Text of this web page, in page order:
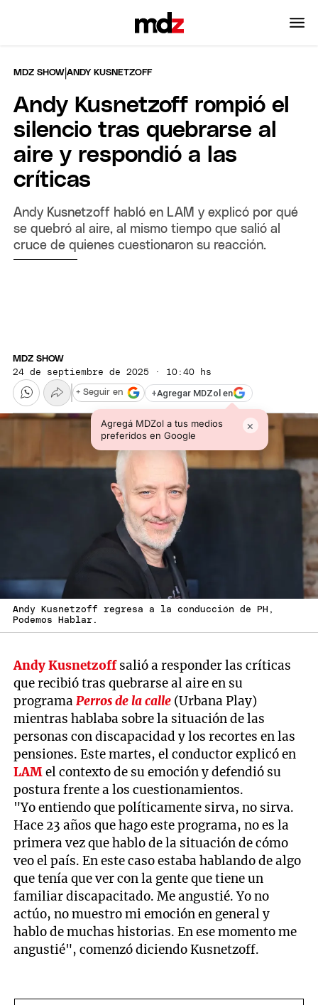
MDZ SHOW |ANDY KUSNETZOFF
Andy Kusnetzoff rompió el
silencio tras quebrarse al
aire y respondió a las
críticas
Andy Kusnetzoff habló en LAM y explicó por qué
se quebró al aire, al mismo tiempo que salió al
cruce de quienes cuestionaron su reacción.
MDZ SHOW
24 de septiembre de 2025 · 10:40 hs
+Agregar MDZol en
Agregá MDZol a tus medios
preferidos en Google
×
+ Seguir en
Andy Kusnetzoff regresa a la conducción de PH,
Podemos Hablar.
Andy Kusnetzoffsalió a responder las críticas
que recibió tras quebrarse al aire en su
programaPerros de la calle (Urbana Play)
mientras hablaba sobre la situación de las
personas con discapacidad y los recortes en las
pensiones. Este martes, el conductor explicó en
LAMel contexto de su emoción y defendió su
postura frente a los cuestionamientos.
"Yo entiendo que políticamente sirva, no sirva.
Hace 23 años que hago este programa, no es la
primera vez que hablo de la situación de cómo
veo el país. En este caso estaba hablando de algo
que tenía que ver con la gente que tiene un
familiar discapacitado. Me angustié. Yo no
actúo, no muestro mi emoción en general y
hablo de muchas historias. En ese momento me
angustié", comenzó diciendo Kusnetzoff.